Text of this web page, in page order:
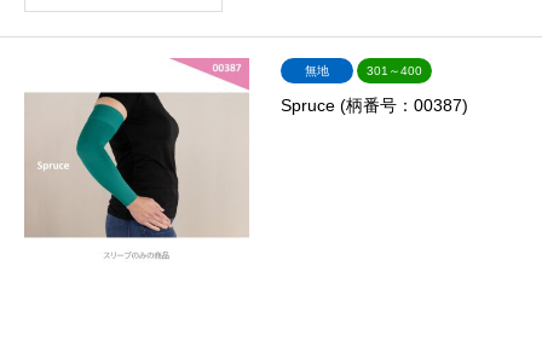
無地 301～400
Spruce (柄番号：00387)